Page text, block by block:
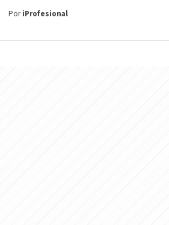
PoriProfesional